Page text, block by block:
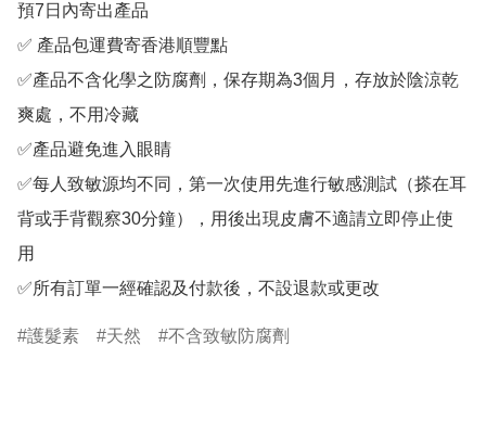
預7日內寄出產品
✅ 產品包運費寄香港順豐點
✅產品不含化學之防腐劑，保存期為3個月，存放於陰涼乾
爽處，不用冷藏
✅產品避免進入眼睛
✅每人致敏源均不同，第一次使用先進行敏感測試（搽在耳
背或手背觀察30分鐘），用後出現皮膚不適請立即停止使
用
✅所有訂單一經確認及付款後，不設退款或更改
護髮素 天然 不含致敏防腐劑